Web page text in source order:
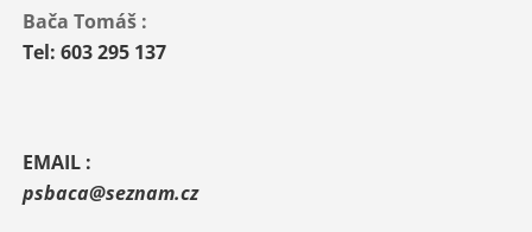
Bača Tomáš :
Tel: 603 295 137
EMAIL :
psbaca@seznam.cz